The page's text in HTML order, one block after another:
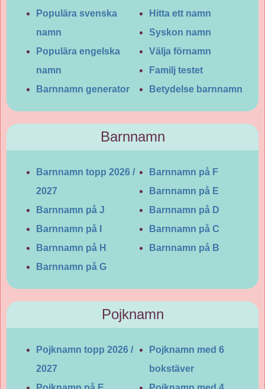
Populära svenska
namn
Populära engelska
namn
Barnnamn generator
Hitta ett namn
Syskon namn
Välja förnamn
Familj testet
Betydelse barnnamn
Barnnamn
Barnnamn topp 2026 /
2027
Barnnamn på J
Barnnamn på I
Barnnamn på H
Barnnamn på G
Barnnamn på F
Barnnamn på E
Barnnamn på D
Barnnamn på C
Barnnamn på B
Pojknamn
Pojknamn topp 2026 /
2027
Pojknamn med 6
bokstäver